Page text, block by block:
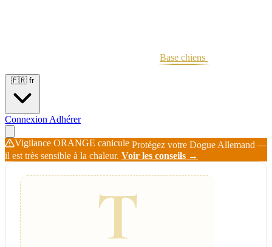
Base chiens
🇫🇷 fr
Connexion Adhérer
Vigilance ORANGE canicule Protégez votre Dogue Allemand —
il est très sensible à la chaleur. Voir les conseils →
T